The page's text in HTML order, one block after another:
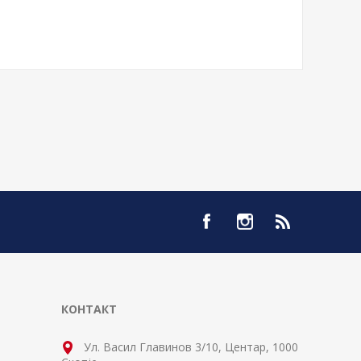
КОНТАКТ
Ул. Васил Главинов 3/10, Центар, 1000